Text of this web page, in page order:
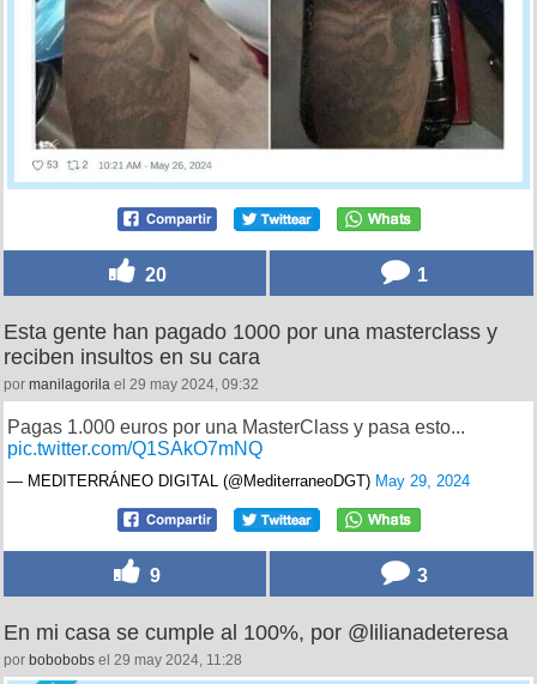
20 1
Esta gente han pagado 1000 por una masterclass y
reciben insultos en su cara
por manilagorila el 29 may 2024, 09:32
Pagas 1.000 euros por una MasterClass y pasa esto...
pic.twitter.com/Q1SAkO7mNQ
— MEDITERRÁNEO DIGITAL (@MediterraneoDGT) May 29, 2024
9 3
En mi casa se cumple al 100%, por @lilianadeteresa
por bobobobs el 29 may 2024, 11:28